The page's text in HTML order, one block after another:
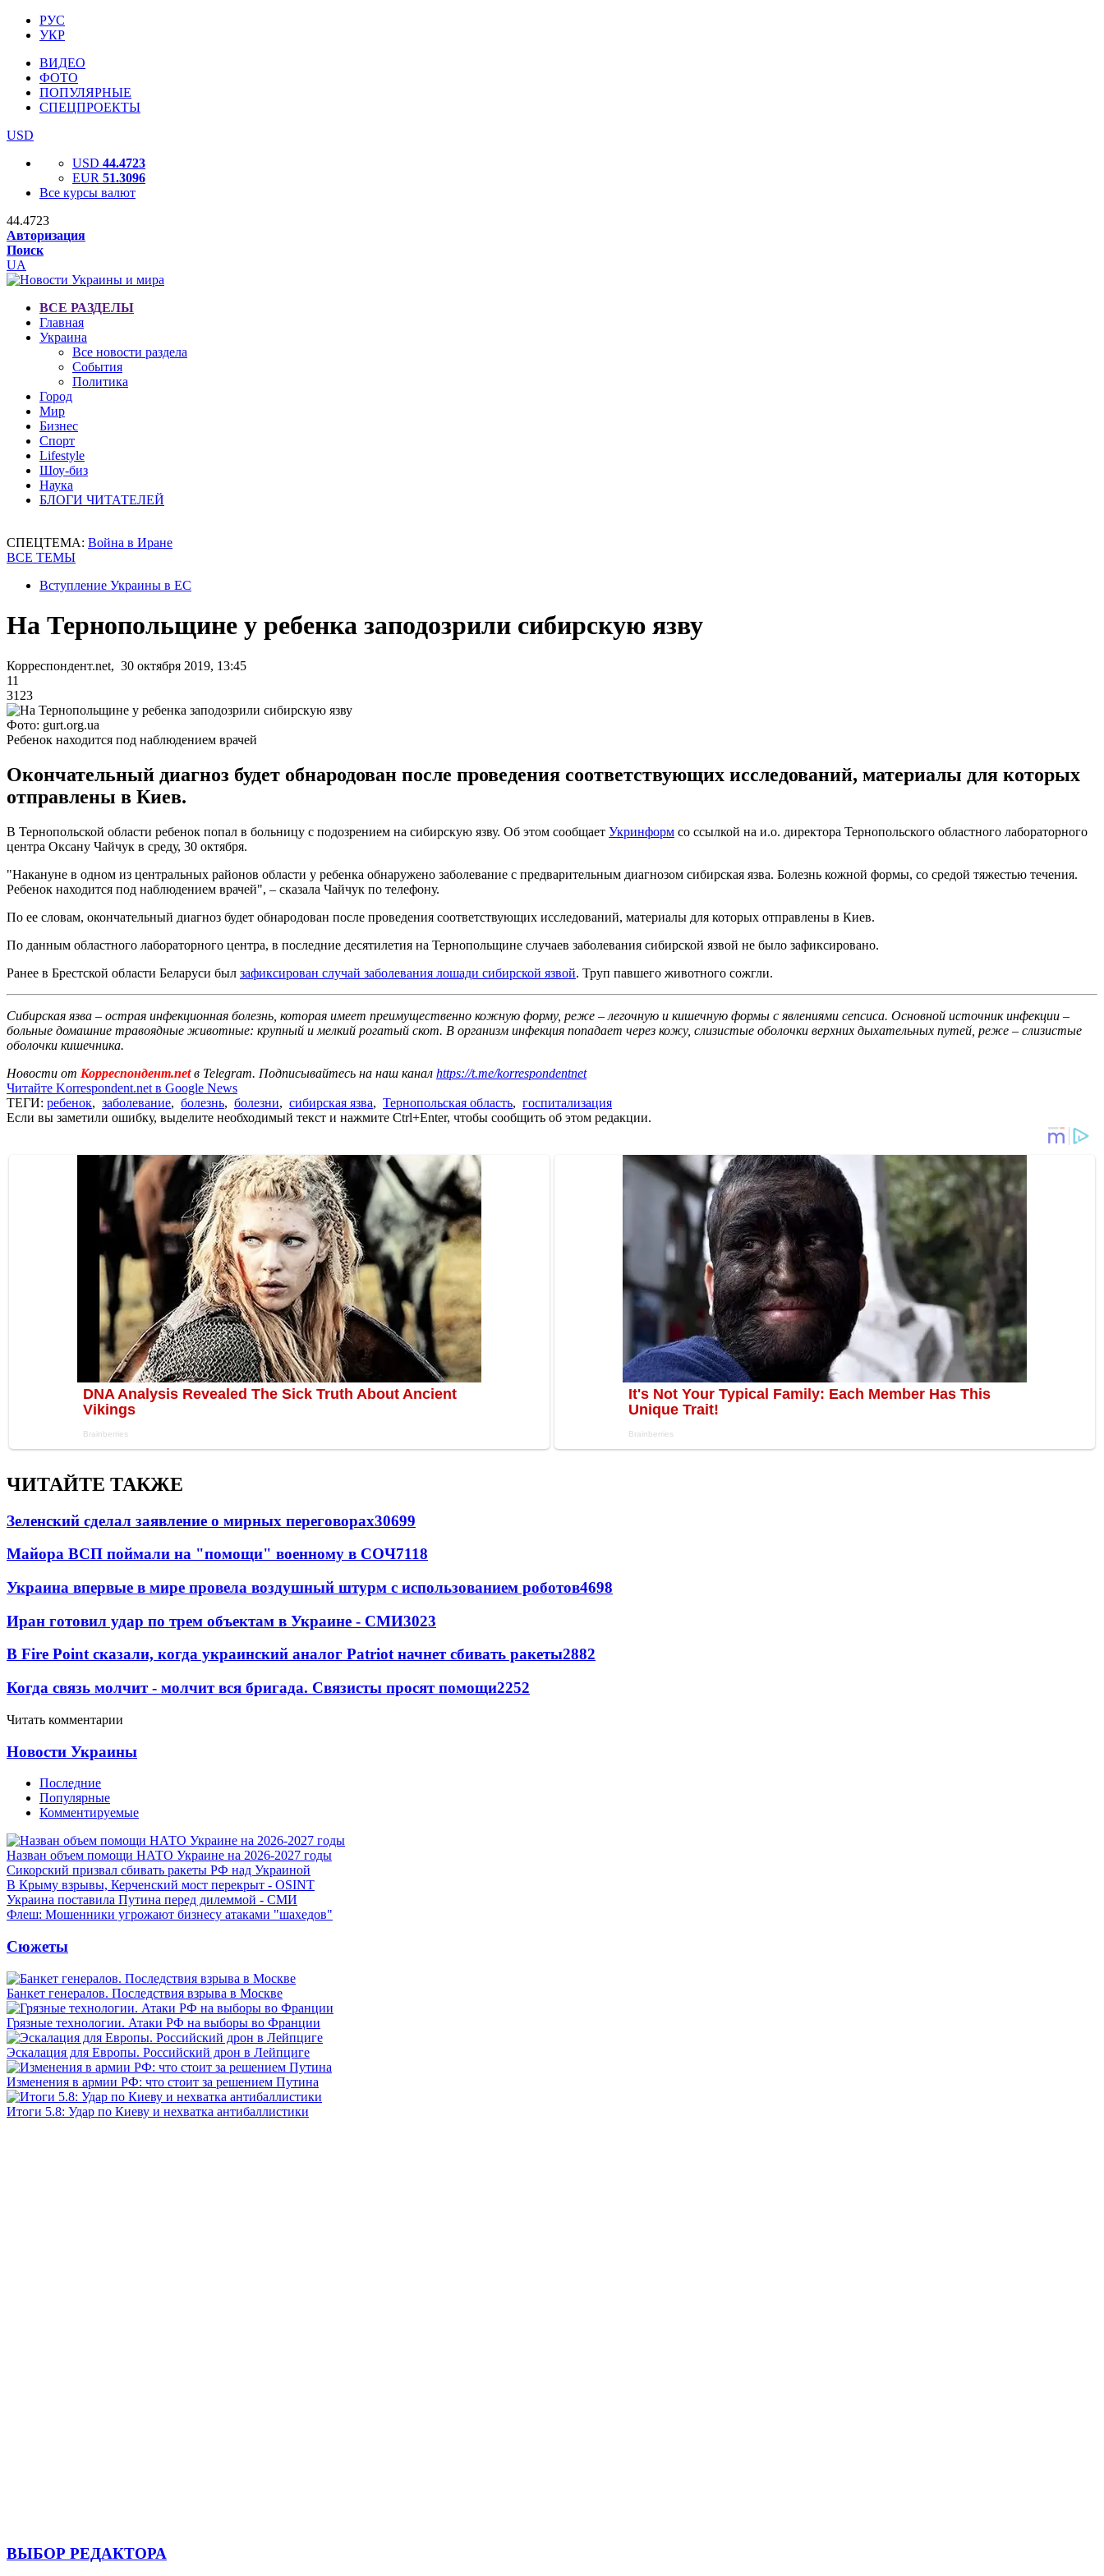
РУС
УКР
ВИДЕО
ФОТО
ПОПУЛЯРНЫЕ
СПЕЦПРОЕКТЫ
USD
USD 44.4723
EUR 51.3096
Все курсы валют
44.4723
Авторизация
Поиск
UA
ВСЕ РАЗДЕЛЫ
Главная
Украина
Все новости раздела
События
Политика
Город
Мир
Бизнес
Спорт
Lifestyle
Шоу-биз
Наука
БЛОГИ ЧИТАТЕЛЕЙ
СПЕЦТЕМА: Война в Иране
ВСЕ ТЕМЫ
Вступление Украины в ЕС
На Тернопольщине у ребенка заподозрили сибирскую язву
Корреспондент.net, 30 октября 2019, 13:45
11
3123
Фото: gurt.org.ua
Ребенок находится под наблюдением врачей
Окончательный диагноз будет обнародован после проведения соответствующих исследований, материалы для которых
отправлены в Киев.
В Тернопольской области ребенок попал в больницу с подозрением на сибирскую язву. Об этом сообщает Укринформ со ссылкой на и.о. директора Тернопольского областного лабораторного
центра Оксану Чайчук в среду, 30 октября.
"Накануне в одном из центральных районов области у ребенка обнаружено заболевание с предварительным диагнозом сибирская язва. Болезнь кожной формы, со средой тяжестью течения.
Ребенок находится под наблюдением врачей", – сказала Чайчук по телефону.
По ее словам, окончательный диагноз будет обнародован после проведения соответствующих исследований, материалы для которых отправлены в Киев.
По данным областного лабораторного центра, в последние десятилетия на Тернопольщине случаев заболевания сибирской язвой не было зафиксировано.
Ранее в Брестской области Беларуси был зафиксирован случай заболевания лошади сибирской язвой. Труп павшего животного сожгли.
Сибирская язва – острая инфекционная болезнь, которая имеет преимущественно кожную форму, реже – легочную и кишечную формы с явлениями сепсиса. Основной источник инфекции –
больные домашние травоядные животные: крупный и мелкий рогатый скот. В организм инфекция попадает через кожу, слизистые оболочки верхних дыхательных путей, реже – слизистые
оболочки кишечника.
Новости от Корреспондент.netв Telegram. Подписывайтесь на наш канал https://t.me/korrespondentnet
Читайте Korrespondent.net в Google News
ТЕГИ: ребенок, заболевание, болезнь, болезни, сибирская язва, Тернопольская область, госпитализация
Если вы заметили ошибку, выделите необходимый текст и нажмите Ctrl+Enter, чтобы сообщить об этом редакции.
ЧИТАЙТЕ ТАКЖЕ
Зеленский сделал заявление о мирных переговорах30699
Майора ВСП поймали на "помощи" военному в СОЧ7118
Украина впервые в мире провела воздушный штурм с использованием роботов4698
Иран готовил удар по трем объектам в Украине - СМИ3023
В Fire Point сказали, когда украинский аналог Patriot начнет сбивать ракеты2882
Когда связь молчит - молчит вся бригада. Связисты просят помощи2252
Читать комментарии
Новости Украины
Последние
Популярные
Комментируемые
Назван объем помощи НАТО Украине на 2026-2027 годы
Сикорский призвал сбивать ракеты РФ над Украиной
В Крыму взрывы, Керченский мост перекрыт - OSINT
Украина поставила Путина перед дилеммой - СМИ
Флеш: Мошенники угрожают бизнесу атаками "шахедов"
Сюжеты
Банкет генералов. Последствия взрыва в Москве
Грязные технологии. Атаки РФ на выборы во Франции
Эскалация для Европы. Российский дрон в Лейпциге
Изменения в армии РФ: что стоит за решением Путина
Итоги 5.8: Удар по Киеву и нехватка антибаллистики
ВЫБОР РЕДАКТОРА